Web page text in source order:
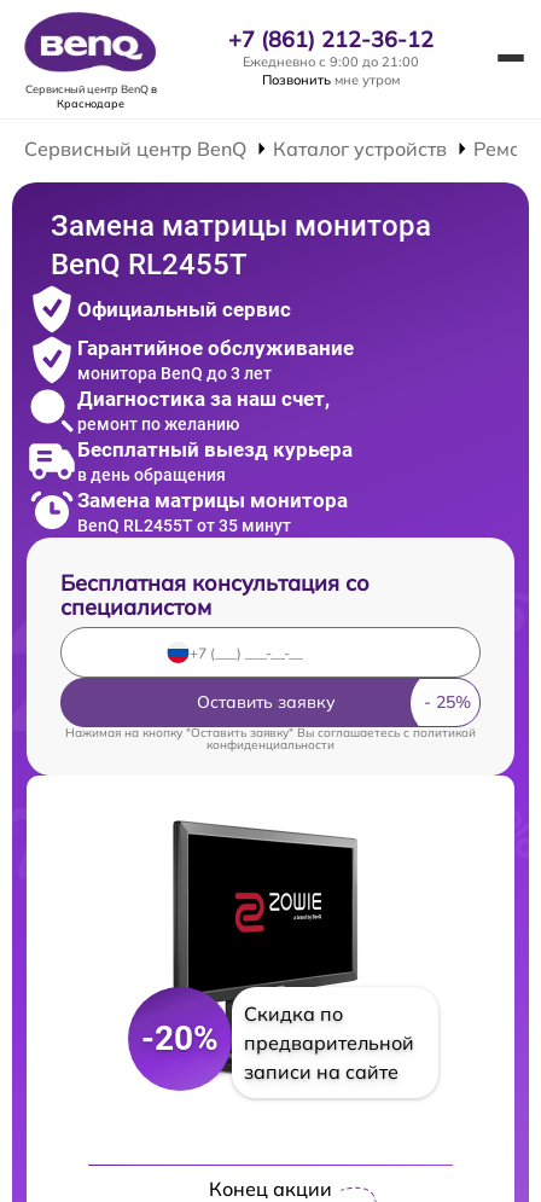
Сервисный центр BenQв
Краснодаре
+7 (861) 212-36-12
Ежедневно с 9:00 до 21:00
Позвонить мне утром
Сервисный центр BenQ Каталог устройств
Замена матрицы монитора
BenQ RL2455T
Официальный сервис
Гарантийное обслуживание
монитора BenQ до 3 лет
Диагностика за наш счет,
ремонт по желанию
Бесплатный выезд курьера
в день обращения
Замена матрицы монитора
BenQ RL2455T от 35 минут
Бесплатная консультация со
специалистом
Оставить заявку
Нажимая на кнопку "Оставить заявку" Вы соглашаетесь cполитикой
конфиденциальности
-20%
Скидка по
предварительной
записи на сайте
Конец акции